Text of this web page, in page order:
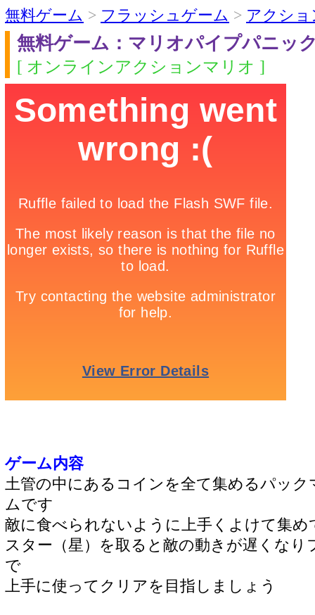
無料ゲーム > フラッシュゲーム > アクショ
無料ゲーム：マリオパイプパニッ
[ オンラインアクションマリオ ]
ゲーム内容
土管の中にあるコインを全て集めるパッ
ムです
敵に食べられないように上手くよけて集め
スター（星）を取ると敵の動きが遅くな
で
上手に使ってクリアを目指しましょう